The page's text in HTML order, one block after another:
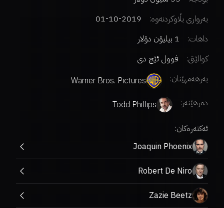
بەرواری بڵاوکردنەوە:
2019-10-01
داهات:
1 بیلیۆن دۆلار
کوالێتی:
فوول ئێچ دی
بەرهەمهێنان:
Warner Bros. Pictures
دەرهێنەر:
Todd Phillips
ئەکتەرەکان:
Joaquin Phoenix
Robert De Niro
Zazie Beetz